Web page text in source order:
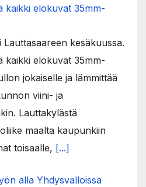
kaikki elokuvat 35mm-
kesäkuussa.
kaikki elokuvat 35mm-
jokaiselle ja lämmittää
viini- ja
Lauttakylästä
maalta kaupunkiin
toisaalle, [...]
alla Yhdysvalloissa